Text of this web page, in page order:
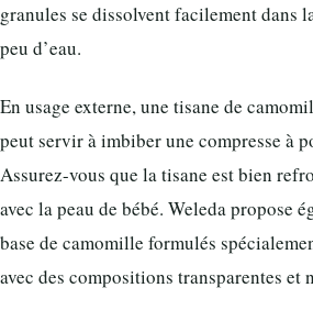
granules se dissolvent facilement dans
peu d’eau.
En usage externe, une tisane de
peut servir à imbiber une compresse à
Assurez-vous que la tisane est bien
avec la peau de bébé. Weleda propose
base de camomille formulés
avec des compositions transparentes et